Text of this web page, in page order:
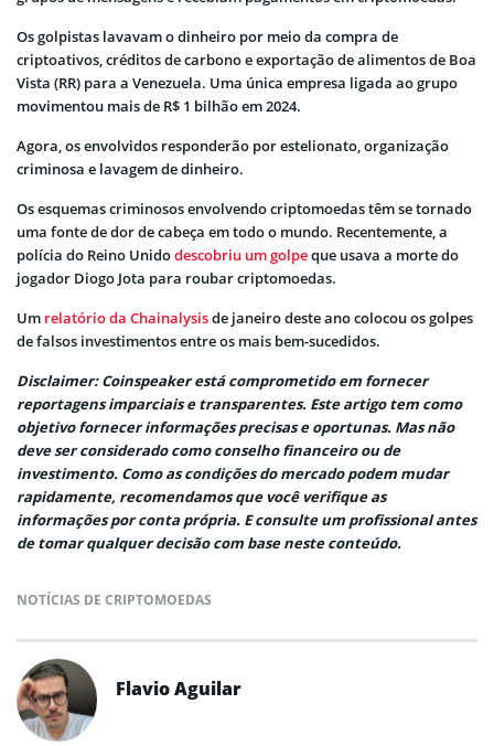
Os golpistas lavavam o dinheiro por meio da compra de
criptoativos, créditos de carbono e exportação de alimentos de Boa
Vista (RR) para a Venezuela. Uma única empresa ligada ao grupo
movimentou mais de R$ 1 bilhão em 2024.
Agora, os envolvidos responderão por estelionato, organização
criminosa e lavagem de dinheiro.
Os esquemas criminosos envolvendo criptomoedas têm se tornado
uma fonte de dor de cabeça em todo o mundo. Recentemente, a
polícia do Reino Unidodescobriu um golpeque usava a morte do
jogador Diogo Jota para roubar criptomoedas.
Um relatório da Chainalysisde janeiro deste ano colocou os golpes
de falsos investimentos entre os mais bem-sucedidos.
Disclaimer: Coinspeaker está comprometido em fornecer
reportagens imparciais e transparentes. Este artigo tem como
objetivo fornecer informações precisas e oportunas. Mas não
deve ser considerado como conselho financeiro ou de
investimento. Como as condições do mercado podem mudar
rapidamente, recomendamos que você verifique as
informações por conta própria. E consulte um profissional antes
de tomar qualquer decisão com base neste conteúdo.
NOTÍCIAS DE CRIPTOMOEDAS
Flavio Aguilar